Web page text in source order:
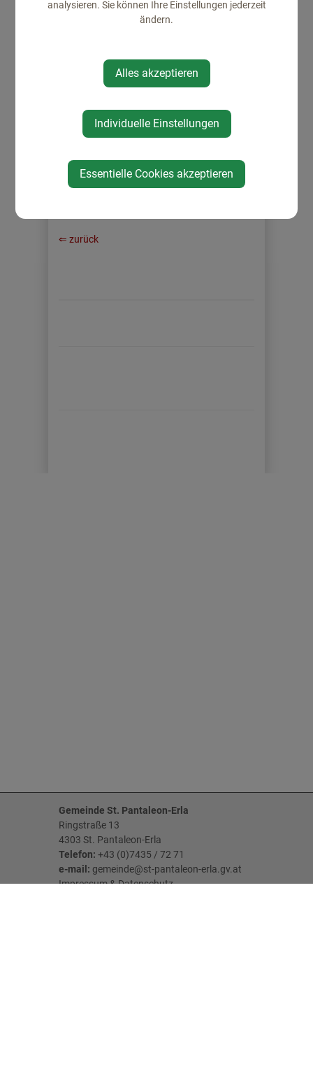
JAHRESPROGRAMM_NÖS
SENIOREN
ST.PANTALEON-
ERLA.PDF
Montag, 26. Januar 2026
⇐ zurück
Gemeinde St. Pantaleon-Erla
Ringstraße 13
4303 St. Pantaleon-Erla
Telefon: +43 (0)7435 / 72 71
e-mail: gemeinde@st-pantaleon-erla.gv.at
Impressum&Datenschutz
analysieren. Sie können Ihre Einstellungen jederzeit
ändern.
Alles akzeptieren
Individuelle Einstellungen
Essentielle Cookies akzeptieren